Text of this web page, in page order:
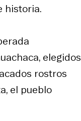
historia.
elegidos
rostros
el pueblo